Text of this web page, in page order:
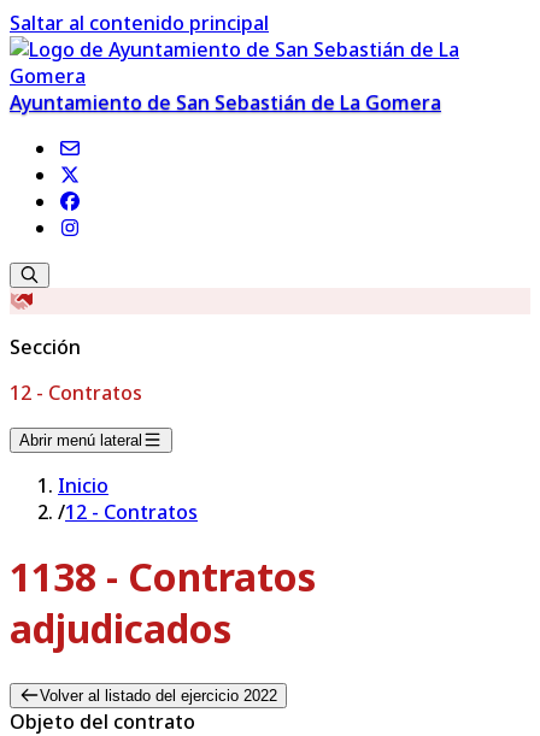
Saltar al contenido principal
Ayuntamiento de San Sebastián de La Gomera
Sección
12 - Contratos
Abrir menú lateral
Inicio
/12 - Contratos
1138 - Contratos
adjudicados
Volver al listado del ejercicio 2022
Objeto del contrato